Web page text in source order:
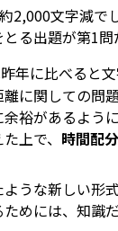
2,000文字減で
る出題が第1
に比べると
に関しての問
裕があるよう
上で、 時間配
うな新しい形
めには、知識